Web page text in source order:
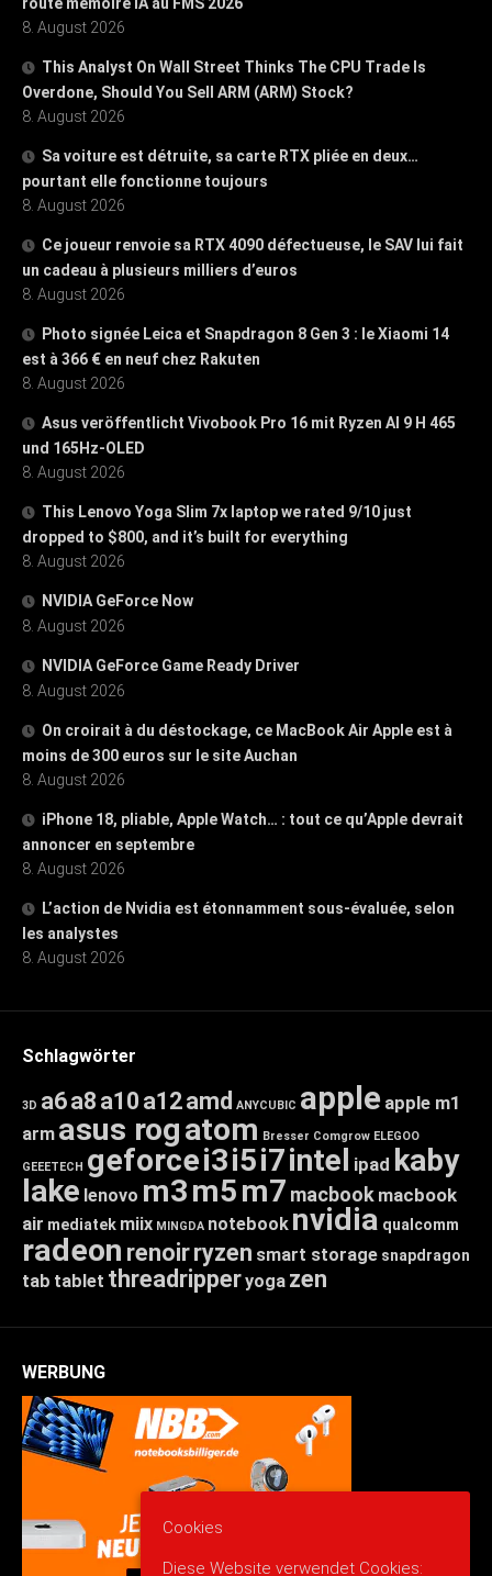
8. August 2026
This Analyst On Wall Street Thinks The CPU Trade Is
Overdone, Should You Sell ARM (ARM) Stock?
8. August 2026
Sa voiture est détruite, sa carte RTX pliée en deux…
pourtant elle fonctionne toujours
8. August 2026
Ce joueur renvoie sa RTX 4090 défectueuse, le SAV lui fait
un cadeau à plusieurs milliers d’euros
8. August 2026
Photo signée Leica et Snapdragon 8 Gen 3 : le Xiaomi 14
est à 366 € en neuf chez Rakuten
8. August 2026
Asus veröffentlicht Vivobook Pro 16 mit Ryzen AI 9 H 465
und 165Hz-OLED
8. August 2026
This Lenovo Yoga Slim 7x laptop we rated 9/10 just
dropped to $800, and it’s built for everything
8. August 2026
NVIDIA GeForce Now
8. August 2026
NVIDIA GeForce Game Ready Driver
8. August 2026
On croirait à du déstockage, ce MacBook Air Apple est à
moins de 300 euros sur le site Auchan
8. August 2026
iPhone 18, pliable, Apple Watch… : tout ce qu’Apple devrait
annoncer en septembre
8. August 2026
L’action de Nvidia est étonnamment sous-évaluée, selon
les analystes
8. August 2026
Schlagwörter
3D a6a8 a10 a12amd ANYCUBIC apple apple m1
arm asus rogatom Bresser Comgrow ELEGOO
GEEETECH geforcei3i5i7intel ipad kaby
lake lenovo m3m5m7 macbook macbook
air mediatek miix MINGDA notebook nvidia qualcomm
radeon renoirryzen smart storage snapdragon
tab tablet threadripperyoga zen
WERBUNG
Cookies
Diese Website verwendet Cookies: